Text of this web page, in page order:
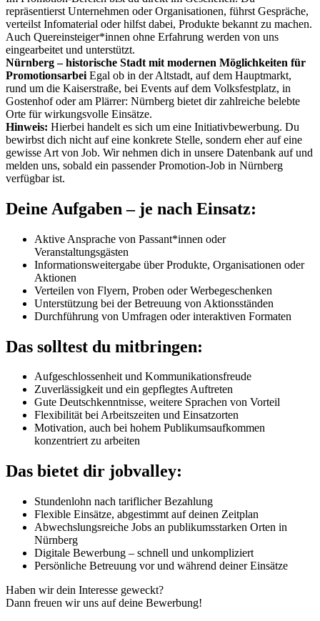
repräsentierst Unternehmen oder Organisationen, führst Gespräche,
verteilst Infomaterial oder hilfst dabei, Produkte bekannt zu machen.
Auch Quereinsteiger*innen ohne Erfahrung werden von uns
eingearbeitet und unterstützt.
Nürnberg – historische Stadt mit modernen Möglichkeiten für
Promotionsarbei Egal ob in der Altstadt, auf dem Hauptmarkt,
rund um die Kaiserstraße, bei Events auf dem Volksfestplatz, in
Gostenhof oder am Plärrer: Nürnberg bietet dir zahlreiche belebte
Orte für wirkungsvolle Einsätze.
Hinweis: Hierbei handelt es sich um eine Initiativbewerbung. Du
bewirbst dich nicht auf eine konkrete Stelle, sondern eher auf eine
gewisse Art von Job. Wir nehmen dich in unsere Datenbank auf und
melden uns, sobald ein passender Promotion-Job in Nürnberg
verfügbar ist.
Deine Aufgaben – je nach Einsatz:
Aktive Ansprache von Passant*innen oder
Veranstaltungsgästen
Informationsweitergabe über Produkte, Organisationen oder
Aktionen
Verteilen von Flyern, Proben oder Werbegeschenken
Unterstützung bei der Betreuung von Aktionsständen
Durchführung von Umfragen oder interaktiven Formaten
Das solltest du mitbringen:
Aufgeschlossenheit und Kommunikationsfreude
Zuverlässigkeit und ein gepflegtes Auftreten
Gute Deutschkenntnisse, weitere Sprachen von Vorteil
Flexibilität bei Arbeitszeiten und Einsatzorten
Motivation, auch bei hohem Publikumsaufkommen
konzentriert zu arbeiten
Das bietet dir jobvalley:
Stundenlohn nach tariflicher Bezahlung
Flexible Einsätze, abgestimmt auf deinen Zeitplan
Abwechslungsreiche Jobs an publikumsstarken Orten in
Nürnberg
Digitale Bewerbung – schnell und unkompliziert
Persönliche Betreuung vor und während deiner Einsätze
Haben wir dein Interesse geweckt?
Dann freuen wir uns auf deine Bewerbung!